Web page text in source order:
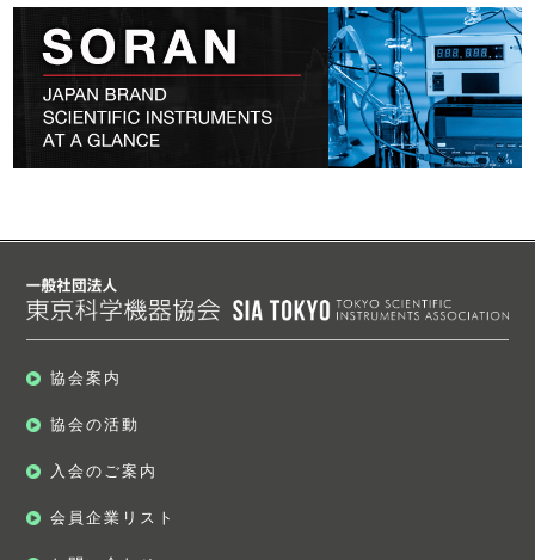
協会案内
協会の活動
入会のご案内
会員企業リスト